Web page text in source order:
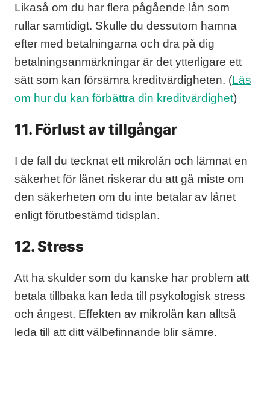
Likaså om du har flera pågående lån som
rullar samtidigt. Skulle du dessutom hamna
efter med betalningarna och dra på dig
betalningsanmärkningar är det ytterligare ett
sätt som kan försämra kreditvärdigheten. (Läs
om hur du kan förbättra din kreditvärdighet)
11. Förlust av tillgångar
I de fall du tecknat ett mikrolån och lämnat en
säkerhet för lånet riskerar du att gå miste om
den säkerheten om du inte betalar av lånet
enligt förutbestämd tidsplan.
12. Stress
Att ha skulder som du kanske har problem att
betala tillbaka kan leda till psykologisk stress
och ångest. Effekten av mikrolån kan alltså
leda till att ditt välbefinnande blir sämre.